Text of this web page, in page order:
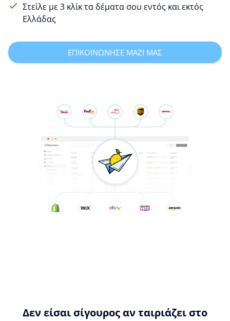
Στείλε με 3 κλίκ τα δέματα σου εντός και εκτός
Ελλάδας
ΕΠΙΚΟΙΝΩΝΗΣΕ ΜΑΖΙ ΜΑΣ
Δεν είσαι σίγουρος αν ταιριάζει στο